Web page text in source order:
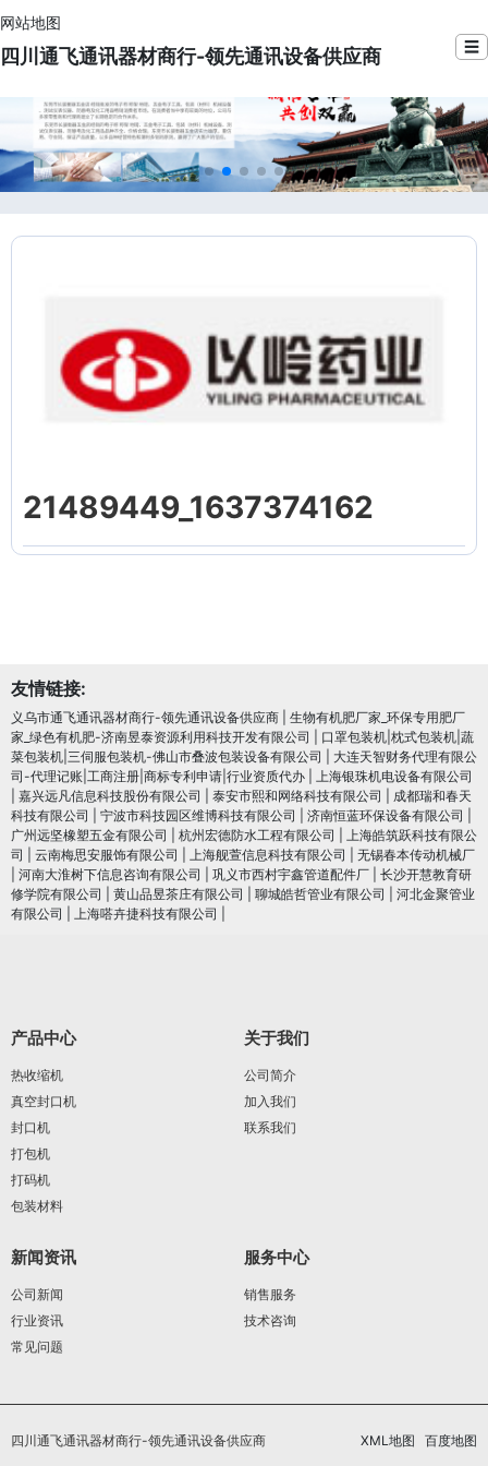
网站地图
四川通飞通讯器材商行-领先通讯设备供应商 ☰
21489449_1637374162
友情链接:
义乌市通飞通讯器材商行-领先通讯设备供应商
生物有机肥厂家_环保专用肥厂
家_绿色有机肥-济南昱泰资源利用科技开发有限公司
口罩包装机|枕式包装机|蔬
菜包装机|三伺服包装机-佛山市叠波包装设备有限公司
大连天智财务代理有限公
司-代理记账|工商注册|商标专利申请|行业资质代办
上海银珠机电设备有限公司
嘉兴远凡信息科技股份有限公司 泰安市熙和网络科技有限公司
成都瑞和春天
科技有限公司
宁波市科技园区维博科技有限公司 济南恒蓝环保设备有限公司
广州远坚橡塑五金有限公司
杭州宏德防水工程有限公司
上海皓筑跃科技有限公
司
云南梅思安服饰有限公司 上海舰萱信息科技有限公司
无锡春本传动机械厂
河南大淮树下信息咨询有限公司 巩义市西村宇鑫管道配件厂
长沙开慧教育研
修学院有限公司
黄山品昱茶庄有限公司 聊城皓哲管业有限公司
河北金聚管业
有限公司
上海嗒卉捷科技有限公司
产品中心
热收缩机
真空封口机
封口机
打包机
打码机
包装材料
关于我们
公司简介
加入我们
联系我们
新闻资讯
公司新闻
行业资讯
常见问题
服务中心
销售服务
技术咨询
四川通飞通讯器材商行-领先通讯设备供应商 XML地图 百度地图